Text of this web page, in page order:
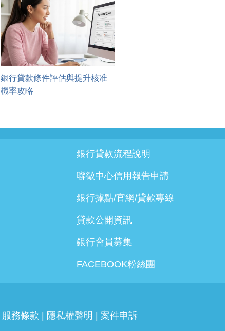
銀行貸款條件評估與提升核准
機率攻略
銀行貸款流程說明
聯徵中心信用報告申請
銀行據點/官網/貸款專線
貸款公開資訊
銀行會員募集
FACEBOOK粉絲團
服務條款 | 隱私權聲明 | 案件申訴